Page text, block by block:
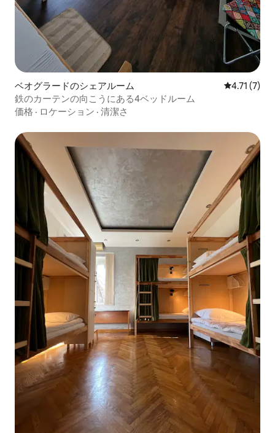
ベオグラードのシェアルーム レビュー7
4.71 (7)
鉄のカーテンの向こうにある4ベッドルーム
価格 · ロケーション · 清潔さ